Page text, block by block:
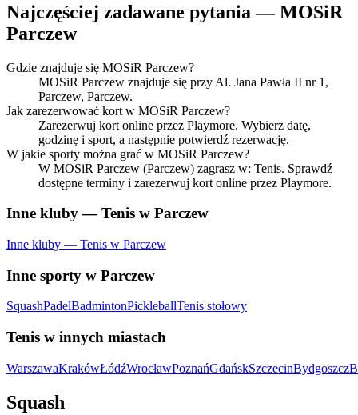
Najczęściej zadawane pytania — MOSiR
Parczew
Gdzie znajduje się MOSiR Parczew?
MOSiR Parczew znajduje się przy Al. Jana Pawła II nr 1,
Parczew, Parczew.
Jak zarezerwować kort w MOSiR Parczew?
Zarezerwuj kort online przez Playmore. Wybierz datę,
godzinę i sport, a następnie potwierdź rezerwację.
W jakie sporty można grać w MOSiR Parczew?
W MOSiR Parczew (Parczew) zagrasz w: Tenis. Sprawdź
dostępne terminy i zarezerwuj kort online przez Playmore.
Inne kluby — Tenis w Parczew
Inne kluby — Tenis w Parczew
Inne sporty w Parczew
SquashPadelBadmintonPickleballTenis stołowy
Tenis w innych miastach
WarszawaKrakówŁódźWrocławPoznańGdańskSzczecinBydgoszcz
Squash